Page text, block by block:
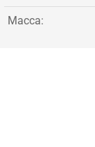
Масса: